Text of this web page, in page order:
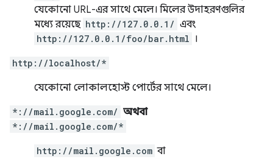
যেকোনো URL-এর সাথে মেলে। মিলের উদাহরণগুলির
মধ্যে রয়েছে http://127.0.0.1/ এবং
http://127.0.0.1/foo/bar.html ।
http://localhost/*
যেকোনো লোকালহোস্ট পোর্টের সাথে মেলে।
*://mail.google.com/ অথবা
*://mail.google.com/*
http://mail.google.com বা